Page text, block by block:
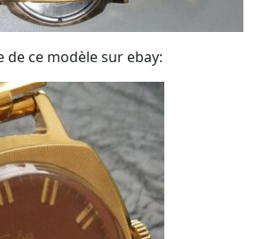
ce modèle sur ebay: